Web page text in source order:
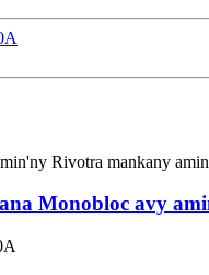
Monobloc avy